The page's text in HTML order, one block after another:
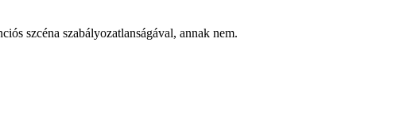
szcéna szabályozatlanságával, annak nem.